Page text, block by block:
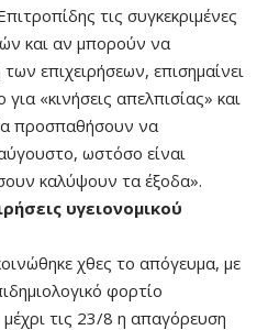
τις συγκεκριμένες
και αν μπορούν να
επιχειρήσεων, επισημαίνει
«κινήσεις απελπισίας» και
προσπαθήσουν να
ωστόσο είναι
καλύψουν τα έξοδα».
υγειονομικού
χθες το απόγευμα, με
φορτίο
τις 23/8 η απαγόρευση